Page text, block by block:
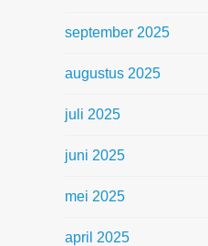
september 2025
augustus 2025
juli 2025
juni 2025
mei 2025
april 2025